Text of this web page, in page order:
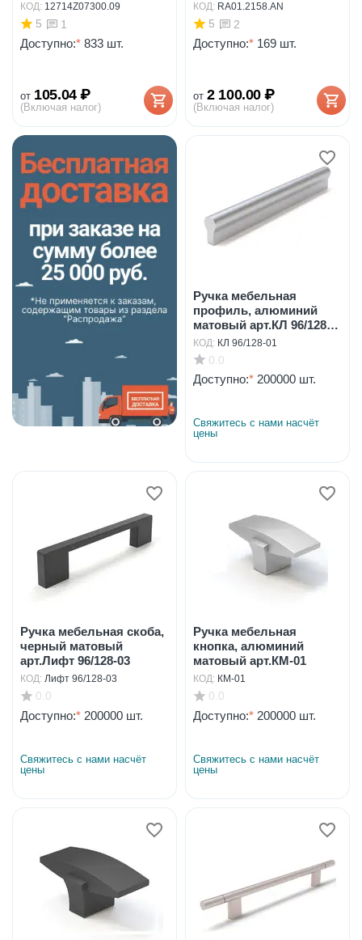
КОД: 12714Z07300.09
5 1
Доступно:* 833 шт.
от 105.04 ₽
(Включая налог)
КОД: RA01.2158.AN
5 2
Доступно:* 169 шт.
от 2 100.00 ₽
(Включая налог)
Ручка мебельная
профиль, алюминий
матовый арт.КЛ 96/128-
01
КОД: КЛ 96/128-01
0.0
Доступно:* 200000 шт.
Свяжитесь с нами насчёт
цены
Ручка мебельная скоба,
черный матовый
арт.Лифт 96/128-03
КОД: Лифт 96/128-03
0.0
Доступно:* 200000 шт.
Свяжитесь с нами насчёт
цены
Ручка мебельная
кнопка, алюминий
матовый арт.КМ-01
КОД: КМ-01
0.0
Доступно:* 200000 шт.
Свяжитесь с нами насчёт
цены